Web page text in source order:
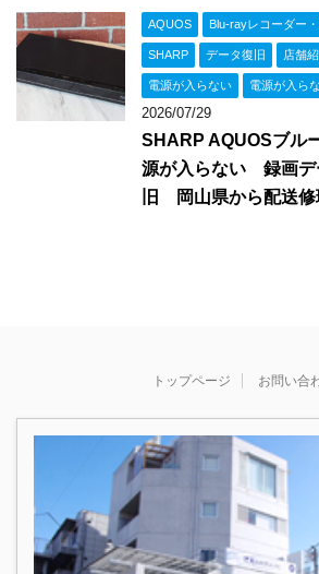
AQUOS Blu-rayレコーダー
SHARP データ復旧 店舗
電源が入らない 電源が入ら
2026/07/29
SHARP AQUOSブ
源が入らない 録画デ
旧 岡山県から配送修
トップページ お問い合